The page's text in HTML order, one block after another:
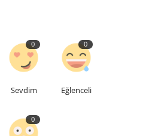
0
Sevdim
0
Eğlenceli
0